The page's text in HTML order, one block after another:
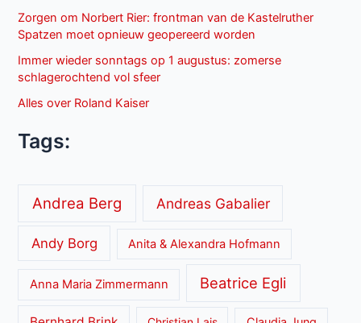
Zorgen om Norbert Rier: frontman van de Kastelruther
Spatzen moet opnieuw geopereerd worden
Immer wieder sonntags op 1 augustus: zomerse
schlagerochtend vol sfeer
Alles over Roland Kaiser
Tags:
Andrea Berg Andreas Gabalier
Andy Borg Anita & Alexandra Hofmann
Anna Maria Zimmermann Beatrice Egli